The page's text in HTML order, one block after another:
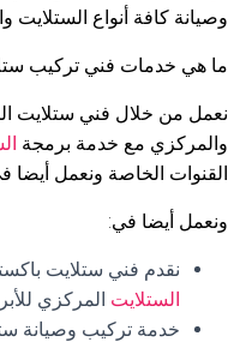
وصيانة كافة أنواع الستلايت
ما هي خدمات فني تركيب
نعمل من خلال فني ستلايت
والمركزي مع خدمة برمجة
القنوات الخاصة ونعمل أيضا
ونعمل أيضا في:
نقدم فني ستلايت
الستلايت المركزي
خدمة تركيب وصيانة